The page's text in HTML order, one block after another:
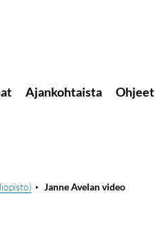
Ajankohtaista Ohjeet
Janne Avelan video